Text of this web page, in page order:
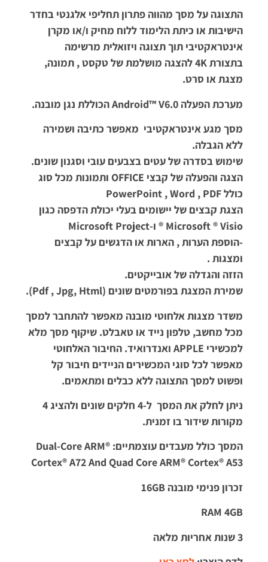
התצוגה על מסך מהווה פתרון תחליפי אלגנטי בחדר
הישיבות או כיתת הלימוד ללוח מחיק ו/או מקרן
אינטראקטיבי תוך תצוגה ויזואלית מרשימה
בתצורת 4K להצגה מושלמת של טקסט , תמונה,
מצגת או סרט.
מערכת הפעלה Android™ V6.0 הכוללת נגן מובנה.
מסך מגע אינטראקטיבי מאפשר כתיבה ושמירה
ללא הגבלה.
שימוש בסדרה של עטים בצבעים עובי וסגנון שונים.
הצגה והפעלה של קבצי OFFICE ותמונות מכל סוג
כולל PowerPoint , Word , PDF
הצגת קבצים של יישומים בעלי יכולת הדפסה כגון
Microsoft ® Visio ® ו-Microsoft Project
-הוספת הערות , הארות או הדגשים על קבצים
ומצגות .
הזזה והגדלה של אובייקטים.
שמירת המצגת בפורמטים שונים (pdf , Jpg, Html).
משדר מצגות אלחוטי מובנה מאפשר להתחבר למסך
מכל מחשב, טלפון נייד או טאבלט. שיקוף מסך מלא
למכשירי APPLE ואנדרואיד. החיבור האלחוטי
מאפשר לכל סוגי המכשירים הניידים חיבור קל
ופשוט למסך התצוגה ללא כבלים ומתאמים.
ניתן לחלק את המסך ל-4 חלקים שונים ולהציג 4
מקורות שידור בו זמנית.
המסך כולל מעבדים עוצמתיים: Dual-Core ARM®
Cortex® A72 And Quad Core ARM® Cortex® A53
זכרון פנימי מובנה 16GB
RAM 4GB
3 שנות אחריות מלאה